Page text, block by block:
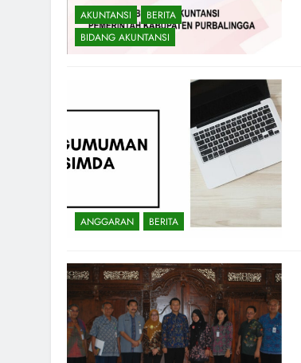
AKUNTANSI
BERITA
BIDANG AKUNTANSI
ANGGARAN BERITA